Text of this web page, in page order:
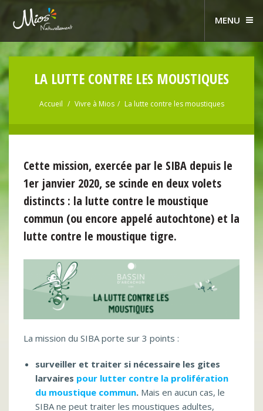
MENU
LA LUTTE CONTRE LES MOUSTIQUES
Accueil Vivre à Mios La lutte contre les moustiques
Cette mission, exercée par le SIBA depuis le
1er janvier 2020, se scinde en deux volets
distincts : la lutte contre le moustique
commun (ou encore appelé autochtone) et la
lutte contre le moustique tigre.
La mission du SIBA porte sur 3 points :
surveiller et traiter si nécessaire les gites
larvaires pour lutter contre la prolifération
du moustique commun. Mais en aucun cas, le
SIBA ne peut traiter les moustiques adultes,